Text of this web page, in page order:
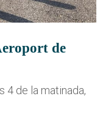
de
4 de la matinada,